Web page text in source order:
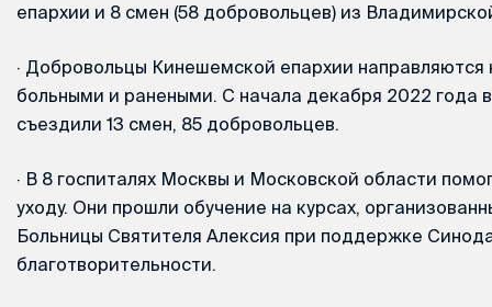
епархии и 8 смен (58 добровольцев) из
· Добровольцы Кинешемской епархии направляются
больными и ранеными. С начала декабря 2022 года
съездили 13 смен, 85 добровольцев.
· В 8 госпиталях Москвы и Московской области
уходу. Они прошли обучение на курсах,
Больницы Святителя Алексия при поддержке
благотворительности.